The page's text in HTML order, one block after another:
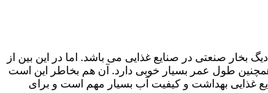
صنعتی در صنایع غذایی می باشد. اما در این بین از
همچنین طول عمر بسیار خوبی دارد. آن هم بخاطر این است
غذایی بهداشت و کیفیت آب بسیار مهم است و برای